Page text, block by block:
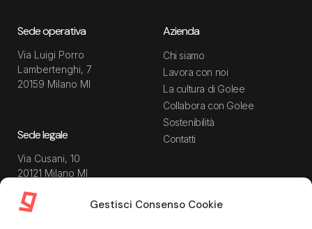
Gestisci Consenso Cookie
Sede operativa
Via Luigi Porro
Lambertenghi, 7
20159 Milano MI
Sede legale
Via Cusani, 10
20121 Milano MI
Azienda
Chi siamo
Lavora con noi
La cultura di Golee
Collabora con Golee
Sostenibilità
Contatti